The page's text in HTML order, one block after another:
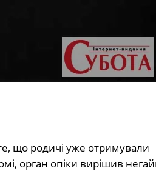
що родичі уже отримували
орган опіки вирішив